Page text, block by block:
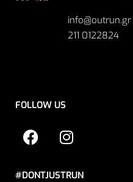
info@outrun.gr
211 0122824
FOLLOW US
#DONTJUSTRUN